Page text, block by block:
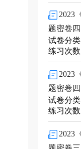
2023
题密卷四
试卷分类
练习次
2023
题密卷四
试卷分类
练习次
2023